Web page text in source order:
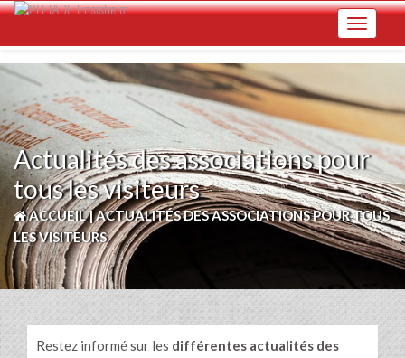
Skip
content
Toggle
Actualités des associations pour
tous les visiteurs
ACCUEIL|ACTUALITÉS DES ASSOCIATIONS POUR TOUS
LES VISITEURS
Restez informé sur les différentes actualités des